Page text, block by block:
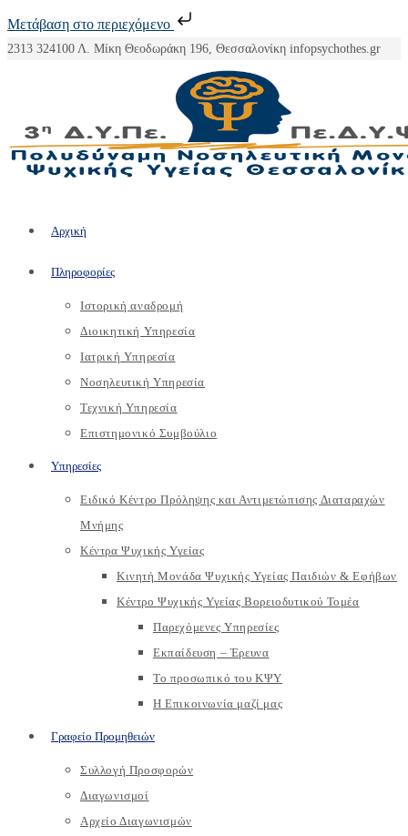
Μετάβαση στο περιεχόμενο
Skip
2313 324100 Λ. Μίκη Θεοδωράκη 196, Θεσσαλονίκη infopsychothes.gr
Αρχική
Πληροφορίες
Ιστορική αναδρομή
Διοικητική Υπηρεσία
Ιατρική Υπηρεσία
Νοσηλευτική Υπηρεσία
Τεχνική Υπηρεσία
Επιστημονικό Συμβούλιο
Υπηρεσίες
Ειδικό Κέντρο Πρόληψης και Αντιμετώπισης Διαταραχών
Μνήμης
Κέντρα Ψυχικής Υγείας
Κινητή Μονάδα Ψυχικής Υγείας Παιδιών & Εφήβων
Kέντρο Ψυχικής Υγείας Βορειοδυτικού Τομέα
Παρεχόμενες Υπηρεσίες
Εκπαίδευση – Έρευνα
Το προσωπικό του ΚΨΥ
Η Επικοινωνία μαζί μας
Γραφείο Προμηθειών
Συλλογή Προσφορών
Διαγωνισμοί
Αρχείο Διαγωνισμών